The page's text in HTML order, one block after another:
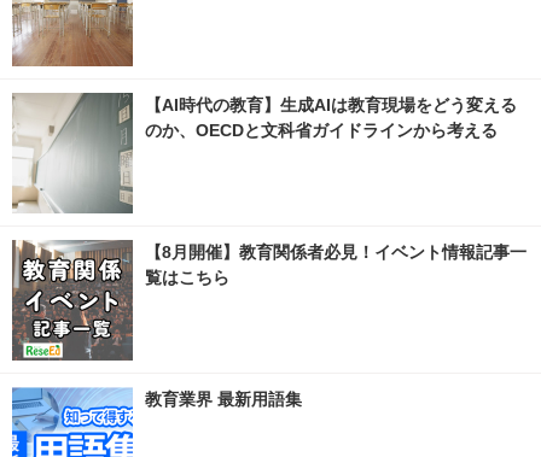
【AI時代の教育】生成AIは教育現場をどう変える
のか、OECDと文科省ガイドラインから考える
【8月開催】教育関係者必見！イベント情報記事一
覧はこちら
教育業界 最新用語集